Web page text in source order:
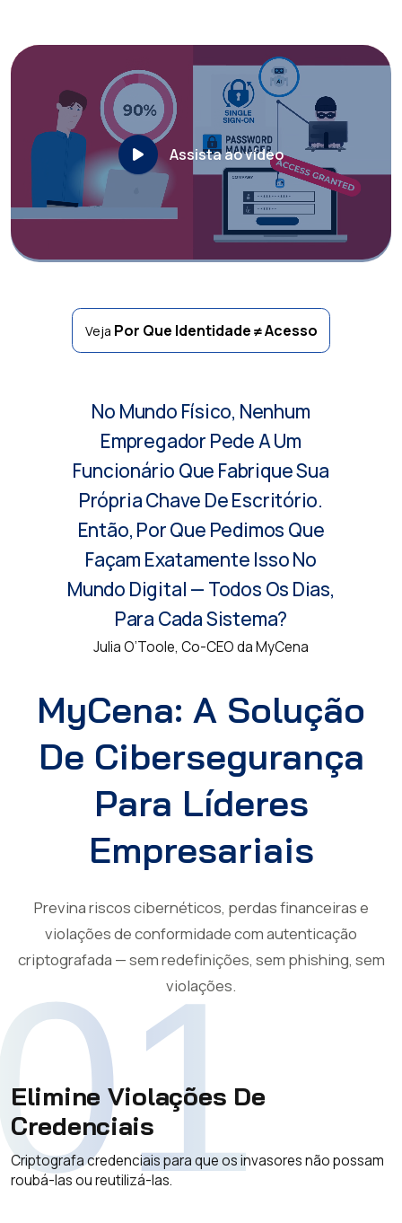
Assista ao vídeo
Veja Por Que Identidade ≠ Acesso
No Mundo Físico, Nenhum
Empregador Pede A Um
Funcionário Que Fabrique Sua
Própria Chave De Escritório.
Então, Por Que Pedimos Que
Façam Exatamente Isso No
Mundo Digital — Todos Os Dias,
Para Cada Sistema?
Julia O’Toole, Co-CEO da MyCena
MyCena: A Solução
De Cibersegurança
Para Líderes
Empresariais
Previna riscos cibernéticos, perdas financeiras e
violações de conformidade com autenticação
criptografada — sem redefinições, sem phishing, sem
violações.
Elimine Violações De
Credenciais
Criptografa credenciais para que os invasores não possam
roubá-las ou reutilizá-las.